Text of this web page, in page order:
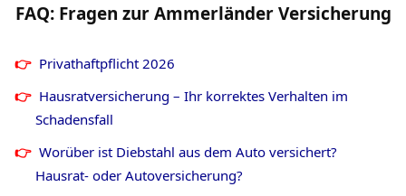
FAQ: Fragen zur Ammerländer Versicherung
Privathaftpflicht 2026
Hausratversicherung – Ihr korrektes Verhalten im
Schadensfall
Worüber ist Diebstahl aus dem Auto versichert?
Hausrat- oder Autoversicherung?